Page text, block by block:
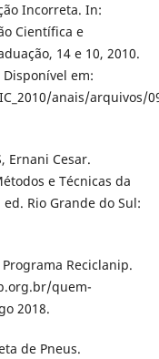
Incorreta. In:
Científica e
14 e 10, 2010.
Disponível em:
anais/arquivos/
Ernani Cesar.
e Técnicas da
Rio Grande do Sul:
Programa Reciclanip.
quem-
2018.
de Pneus.